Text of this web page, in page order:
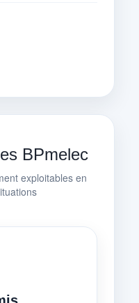
BPmelec
exploitables en